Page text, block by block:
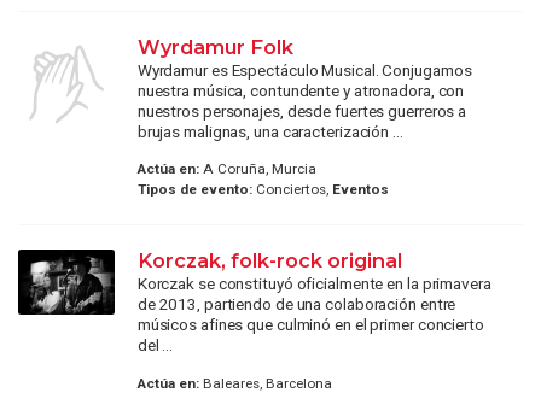
Wyrdamur Folk
Wyrdamur es Espectáculo Musical. Conjugamos
nuestra música, contundente y atronadora, con
nuestros personajes, desde fuertes guerreros a
brujas malignas, una caracterización ...
Actúa en:A Coruña, Murcia
Tipos de evento:Conciertos, Eventos
Korczak, folk-rock original
Korczak se constituyó oficialmente en la primavera
de 2013, partiendo de una colaboración entre
músicos afines que culminó en el primer concierto
del ...
Actúa en:Baleares, Barcelona